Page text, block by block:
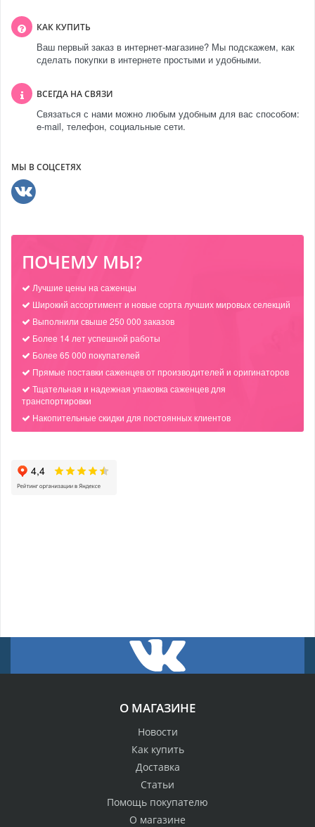
КАК КУПИТЬ
Ваш первый заказ в интернет-магазине? Мы подскажем, как
сделать покупки в интернете простыми и удобными.
ВСЕГДА НА СВЯЗИ
Связаться с нами можно любым удобным для вас способом:
e-mail, телефон, социальные сети.
МЫ В СОЦСЕТЯХ
ПОЧЕМУ МЫ?
Лучшие цены на саженцы
Широкий ассортимент и новые сорта лучших мировых селекций
Выполнили свыше 250 000 заказов
Более 14 лет успешной работы
Более 65 000 покупателей
Прямые поставки саженцев от производителей и оригинаторов
Тщательная и надежная упаковка саженцев для
транспортировки
Накопительные скидки для постоянных клиентов
О МАГАЗИНЕ
Новости
Как купить
Доставка
Статьи
Помощь покупателю
О магазине